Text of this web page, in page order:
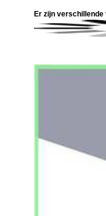
Er zijn